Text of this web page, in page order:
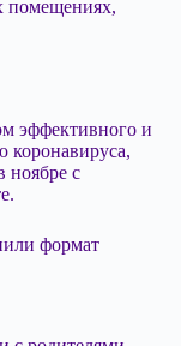
помещениях,
эффективного и
коронавируса,
ноябре с
формат